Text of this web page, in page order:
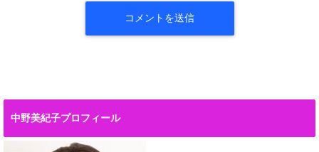
中野美紀子プロフィール